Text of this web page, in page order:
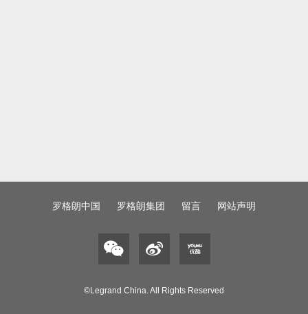
罗格朗中国 罗格朗集团 留言 网站声明
©Legrand China. All Rights Reserved